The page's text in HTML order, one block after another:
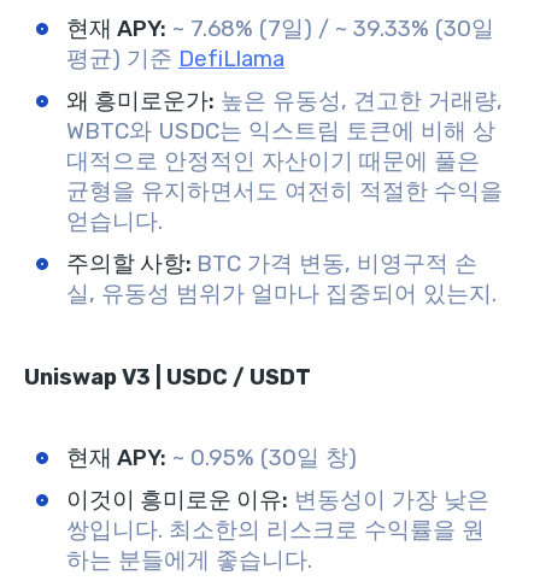
현재 APY: ~ 7.68% (7일) / ~ 39.33% (30일
평균) 기준 DefiLlama
왜 흥미로운가: 높은 유동성, 견고한 거래량,
WBTC와 USDC는 익스트림 토큰에 비해 상
대적으로 안정적인 자산이기 때문에 풀은
균형을 유지하면서도 여전히 적절한 수익을
얻습니다.
주의할 사항: BTC 가격 변동, 비영구적 손
실, 유동성 범위가 얼마나 집중되어 있는지.
Uniswap V3 | USDC / USDT
현재 APY: ~ 0.95% (30일 창)
이것이 흥미로운 이유: 변동성이 가장 낮은
쌍입니다. 최소한의 리스크로 수익률을 원
하는 분들에게 좋습니다.